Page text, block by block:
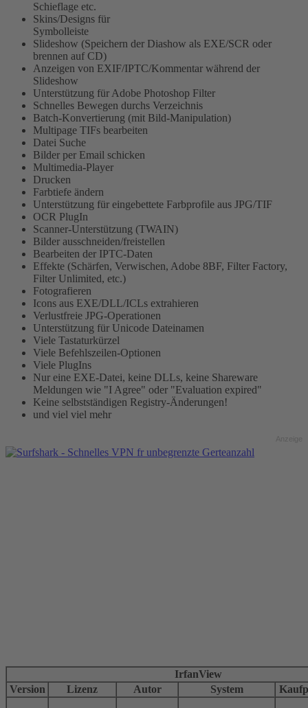
Schieflage etc.
Skins/Designs für
Symbolleiste
Slideshow (Speichern der Diashow als EXE/SCR oder
brennen auf CD)
Anzeigen von EXIF/IPTC/Kommentar während der
Slideshow
Unterstützung für Adobe Photoshop Filter
Schnelles Bewegen durchs Verzeichnis
Batch-Konvertierung (mit Bild-Manipulation)
Multipage TIFs bearbeiten
Datei Suche
Bilder per Email schicken
Multimedia-Player
Drucken
Farbtiefe ändern
Unterstützung für eingebettete Farbprofile aus JPG/TIF
OCR PlugIn
Scanner-Unterstützung (TWAIN)
Bilder ausschneiden/freistellen
Bearbeiten der IPTC-Daten
Effekte (Schärfen, Verwischen, Adobe 8BF, Filter Factory,
Filter Unlimited, etc.)
Fotografieren
Icons aus EXE/DLL/ICLs extrahieren
Verlustfreie JPG-Operationen
Unterstützung für Unicode Dateinamen
Viele Tastaturkürzel
Viele Befehlszeilen-Optionen
Viele PlugIns
Nur eine EXE-Datei, keine DLLs, keine Shareware
Meldungen wie "I Agree" oder "Evaluation expired"
Keine selbstständigen Registry-Änderungen!
und viel viel mehr
IrfanView
Version
Lizenz Autor System